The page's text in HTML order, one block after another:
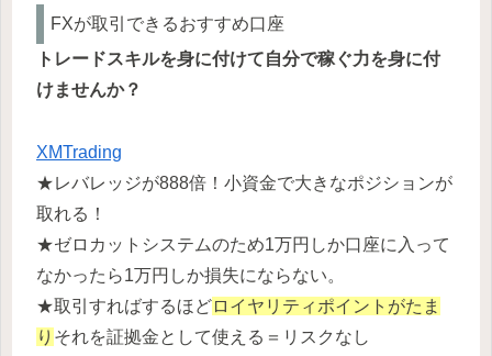
FXが取引できるおすすめ口座
トレードスキルを身に付けて自分で稼ぐ力を身に付
けませんか？
XMTrading
★レバレッジが888倍！小資金で大きなポジションが
取れる！
★ゼロカットシステムのため1万円しか口座に入って
なかったら1万円しか損失にならない。
★取引すればするほどロイヤリティポイントがたま
り それを証拠金として使える＝リスクなし